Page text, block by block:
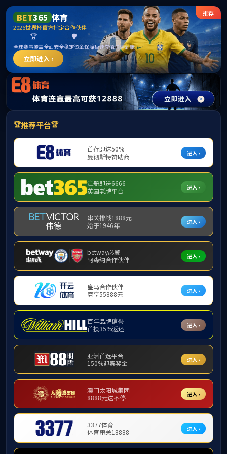
365英国上市(集团)有限公司-Official
website
请输入验证码下载附件